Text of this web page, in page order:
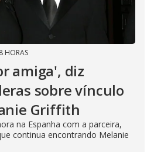
HORAS
amiga', diz
sobre vínculo
Griffith
na Espanha com a parceira,
continua encontrando Melanie